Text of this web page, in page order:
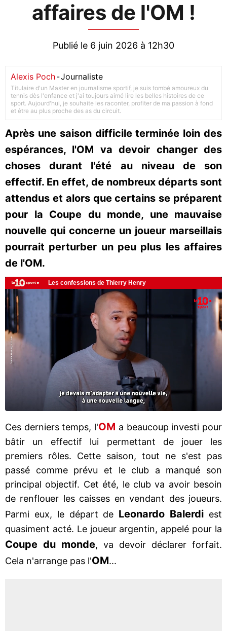
affaires de l'OM !
Publié le 6 juin 2026 à 12h30
Alexis Poch-Journaliste
Titulaire d'un Master en journalisme sportif, je suis tombé amoureux du
tennis dès l'enfance et j'ai toujours aimé lire les belles histoires de ce
sport. Aujourd'hui, je souhaite les raconter, profiter de ma passion à fond
et être au plus proche des as du circuit.
Après une saison difficile terminée loin des
espérances, l'OM va devoir changer des
choses durant l'été au niveau de son
effectif. En effet, de nombreux départs sont
attendus et alors que certains se préparent
pour la Coupe du monde, une mauvaise
nouvelle qui concerne un joueur marseillais
pourrait perturber un peu plus les affaires
de l'OM.
Ces derniers temps, l'OM a beaucoup investi pour
bâtir un effectif lui permettant de jouer les
premiers rôles. Cette saison, tout ne s'est pas
passé comme prévu et le club a manqué son
principal objectif. Cet été, le club va avoir besoin
de renflouer les caisses en vendant des joueurs.
Parmi eux, le départ de Leonardo Balerdi est
quasiment acté. Le joueur argentin, appelé pour la
Coupe du monde, va devoir déclarer forfait.
Cela n'arrange pas l'OM...